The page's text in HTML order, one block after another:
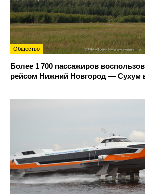
Общество
Более 1 700 пассажиров
рейсом Нижний Новгород — Сухум